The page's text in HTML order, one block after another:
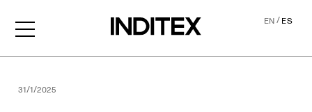
EN/ES
31/1/2025